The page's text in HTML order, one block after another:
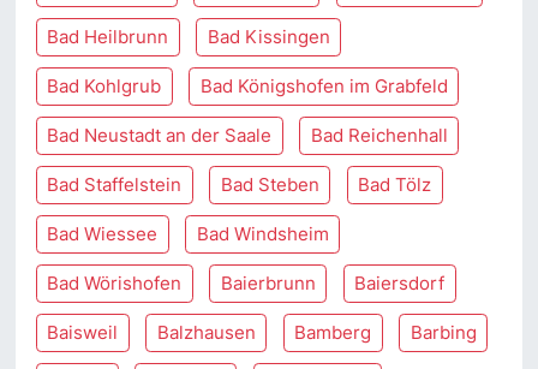
Bad Heilbrunn Bad Kissingen
Bad Kohlgrub Bad Königshofen im Grabfeld
Bad Neustadt an der Saale Bad Reichenhall
Bad Staffelstein Bad Steben Bad Tölz
Bad Wiessee Bad Windsheim
Bad Wörishofen Baierbrunn Baiersdorf
Baisweil Balzhausen Bamberg Barbing